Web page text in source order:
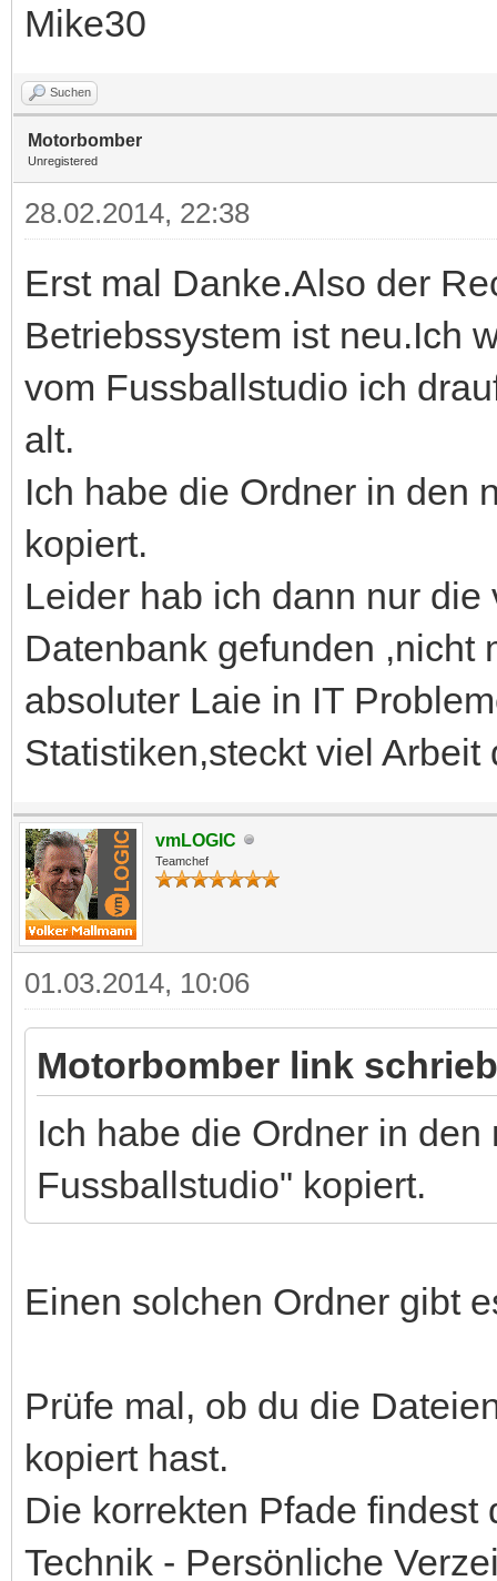
Mike30
Suchen
Motorbomber
Unregistered
28.02.2014, 22:38
Erst mal Danke.Also der
Betriebssystem ist neu.Ich
vom Fussballstudio ich
alt.
Ich habe die Ordner in den
kopiert.
Leider hab ich dann nur
Datenbank gefunden ,nicht
absoluter Laie in IT
Statistiken,steckt viel Arbeit
vmLOGIC
Teamchef
01.03.2014, 10:06
Motorbomber link
Ich habe die Ordner in
Fussballstudio" kopiert.
Einen solchen Ordner gibt
Prüfe mal, ob du die
kopiert hast.
Die korrekten Pfade
Technik - Persönliche